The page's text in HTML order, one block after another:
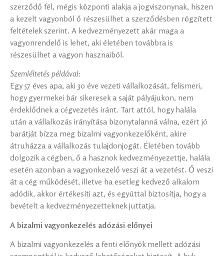
szerződő fél, mégis központi alakja a jogviszonynak, hiszen
a kezelt vagyonból ő részesülhet a szerződésben rögzített
feltételek szerint. A kedvezményezett akár maga a
vagyonrendelő is lehet, aki életében továbbra is
részesülhet a vagyon hasznaiból.
Szemléltetés példával:
Egy 57 éves apa, aki 30 éve vezeti vállalkozását, felismeri,
hogy gyermekei bár sikeresek a saját pályájukon, nem
érdeklődnek a cégvezetés iránt. Tart attól, hogy halála
után a vállalkozás irányítása bizonytalanná válna, ezért jó
barátját bízza meg bizalmi vagyonkezelőként, akire
átruházza a vállalkozás tulajdonjogát. Életében tovább
dolgozik a cégben, ő a hasznok kedvezményezettje, halála
esetén azonban a vagyonkezelő veszi át a vezetést. Ő veszi
át a cég működését, illetve ha esetleg kedvező alkalom
adódik, akkor értékesíti azt, és egyúttal biztosítja, hogy a
bevételt a kedvezményezetteknek juttatja.
A bizalmi vagyonkezelés adózási előnyei
A bizalmi vagyonkezelés a fenti előnyök mellett adózási